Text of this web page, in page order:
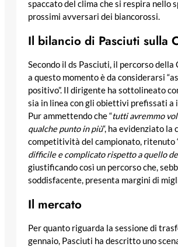
spaccato del clima che si respira nello
prossimi avversari dei biancorossi.
Il bilancio di Pasciuti sulla
Secondo il ds Pasciuti, il percorso della
a questo momento è da considerarsi
positivo”. Il dirigente ha sottolineato
sia in linea con gli obiettivi prefissati a
Pur ammettendo che “tutti avremmo
qualche punto in più“, ha evidenziato la
competitività del campionato, ritenuto
difficile e complicato rispetto a quello
giustificando così un percorso che,
soddisfacente, presenta margini di
Il mercato
Per quanto riguarda la sessione di
gennaio, Pasciuti ha descritto uno